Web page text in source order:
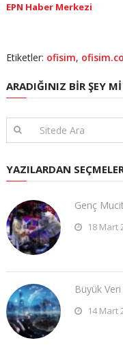
EPN Haber Merkezi
Etiketler: ofisim,
ARADIĞINIZ BIR ŞEY MI
YAZILARDAN
Genç
18 Mart
Büyük
14 Mart